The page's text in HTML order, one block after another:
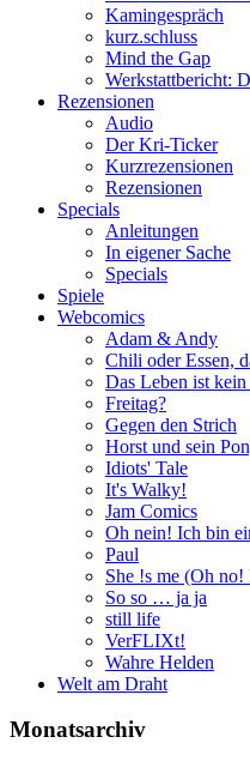
Kamingespräch
kurz.schluss
Mind the Gap
Werkstattbericht:
Rezensionen
Audio
Der Kri-Ticker
Kurzrezensionen
Rezensionen
Specials
Anleitungen
In eigener Sache
Specials
Spiele
Webcomics
Adam & Andy
Chili oder Essen,
Das Leben ist
Freitag?
Gegen den Strich
Horst und sein
Idiots' Tale
It's Walky!
Jam Comics
Oh nein! Ich bin
Paul
She !s me (Oh
So so … ja ja
still life
VerFLIXt!
Wahre Helden
Welt am Draht
Monatsarchiv